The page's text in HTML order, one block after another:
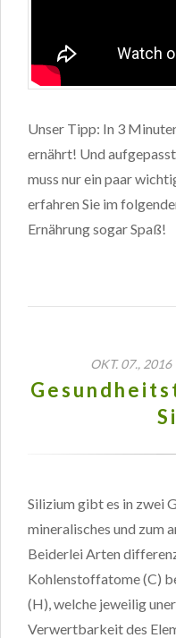
Unser Tipp: In 3
ernährt! Und
muss nur ein paar
erfahren Sie im
Ernährung sogar Spaß!
OKT. 07.,
Silizium gibt es in zwei
mineralisches und zum
Beiderlei Arten
Kohlenstoffatome (C)
(H), welche jeweilig
Verwertbarkeit des